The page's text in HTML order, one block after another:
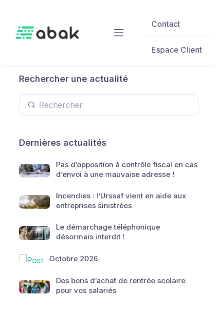
Contact
Espace Client
Rechercher une actualité
Dernières actualités
Pas d’opposition à contrôle fiscal en cas
d’envoi à une mauvaise adresse !
Incendies : l’Urssaf vient en aide aux
entreprises sinistrées
Le démarchage téléphonique
désormais interdit !
Octobre 2026
Des bons d’achat de rentrée scolaire
pour vos salariés